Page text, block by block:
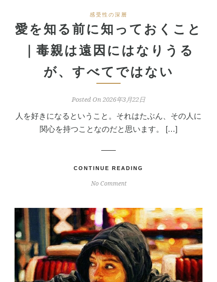
感受性の深層
愛を知る前に知っておくこと
｜毒親は遠因にはなりうる
が、すべてではない
Posted On 2026年3月22日
人を好きになるということ。それはたぶん、その人に
関心を持つことなのだと思います。 […]
CONTINUE READING
No Comment